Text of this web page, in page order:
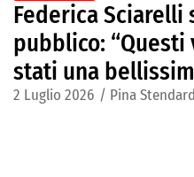
Federica Sciarelli
pubblico:
stati una
2 Luglio 2026 / Pina